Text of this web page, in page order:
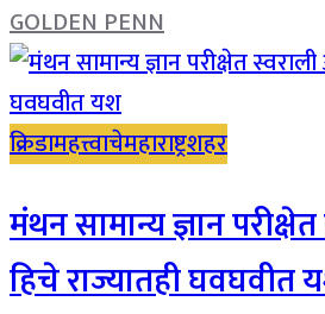
GOLDEN PENN
क्रिडामहत्त्वाचेमहाराष्ट्रशहर
मंथन सामान्य ज्ञान
हिचे राज्यातही घवघवीत